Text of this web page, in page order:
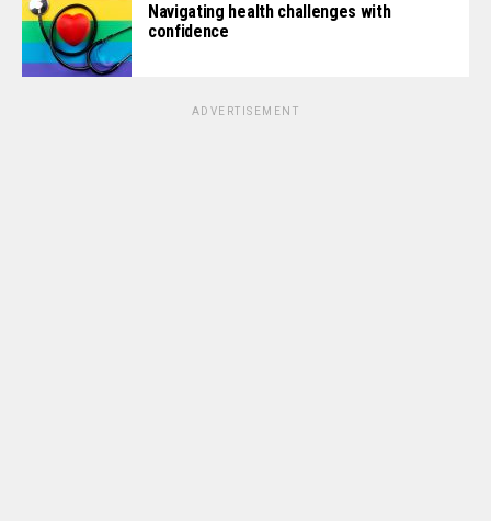
Navigating health challenges with
confidence
ADVERTISEMENT